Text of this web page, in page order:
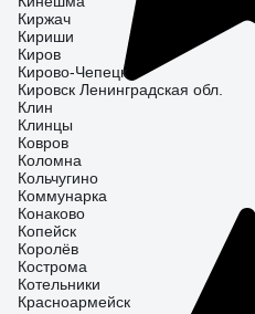
Киржач
Кириши
Киров
Кирово-Чепецк
Кировск Ленинградская обл.
Клин
Клинцы
Ковров
Коломна
Кольчугино
Коммунарка
Конаково
Копейск
Королёв
Кострома
Котельники
Красноармейск